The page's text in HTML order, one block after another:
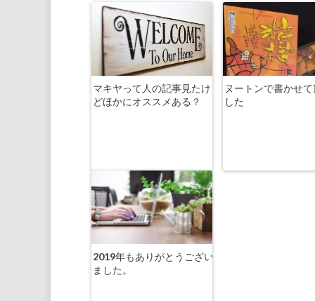
マキヤって人の記事見たけ
どほかにオススメある？
ヌートンで書かせ
した
2019年もありがとうござい
ました。